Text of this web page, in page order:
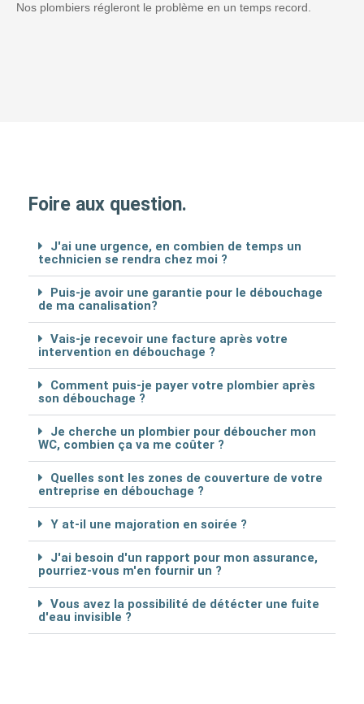
Nos plombiers régleront le problème en un temps record.
Foire aux question.
J'ai une urgence, en combien de temps un
technicien se rendra chez moi ?
Puis-je avoir une garantie pour le débouchage
de ma canalisation?
Vais-je recevoir une facture après votre
intervention en débouchage ?
Comment puis-je payer votre plombier après
son débouchage ?
Je cherche un plombier pour déboucher mon
WC, combien ça va me coûter ?
Quelles sont les zones de couverture de votre
entreprise en débouchage ?
Y at-il une majoration en soirée ?
J'ai besoin d'un rapport pour mon assurance,
pourriez-vous m'en fournir un ?
Vous avez la possibilité de détécter une fuite
d'eau invisible ?